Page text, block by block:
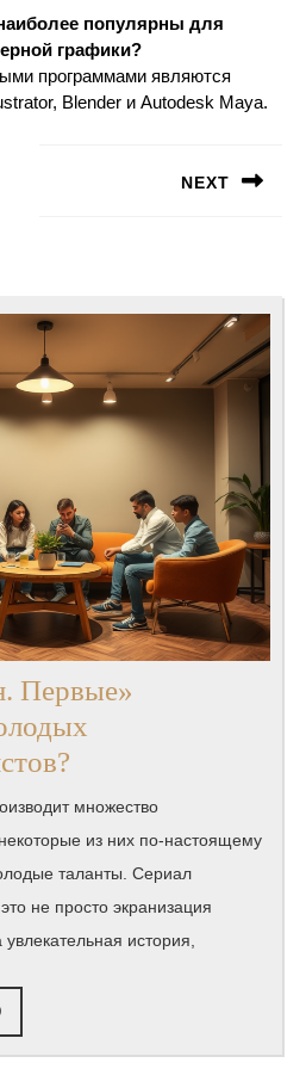
популярны для
графики?
программами являются
Blender и Autodesk Maya.
NEXT
Первые»
«Челюскин.
Первые»
вдохновляет
молодых
множество
из них по-настоящему
таланты. Сериал
не просто экранизация
история,
ПОЛНУЮ